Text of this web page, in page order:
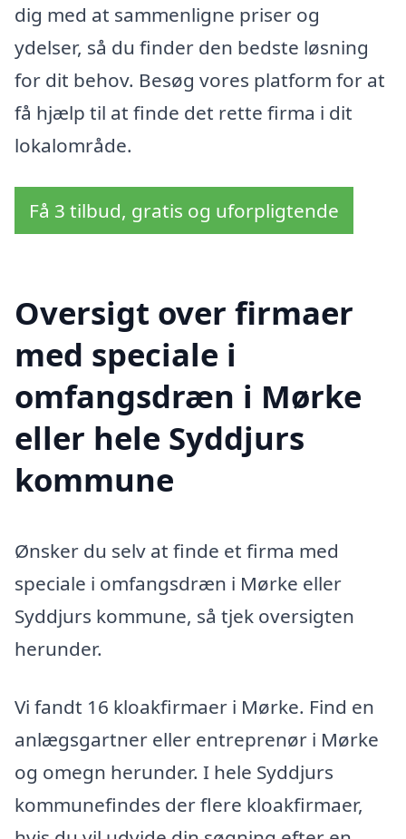
dig med at sammenligne priser og
ydelser, så du finder den bedste løsning
for dit behov. Besøg vores platform for at
få hjælp til at finde det rette firma i dit
lokalområde.
Få 3 tilbud, gratis og uforpligtende
Oversigt over firmaer
med speciale i
omfangsdræn i Mørke
eller hele Syddjurs
kommune
Ønsker du selv at finde et firma med
speciale i omfangsdræn i Mørke eller
Syddjurs kommune, så tjek oversigten
herunder.
Vi fandt 16 kloakfirmaer i Mørke. Find en
anlægsgartner eller entreprenør i Mørke
og omegn herunder. I hele Syddjurs
kommunefindes der flere kloakfirmaer,